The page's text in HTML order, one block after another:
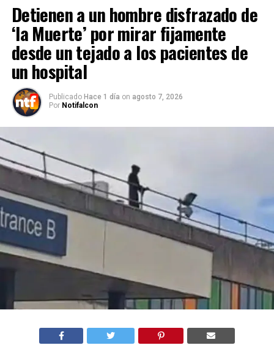
Detienen a un hombre disfrazado de
‘la Muerte’ por mirar fijamente
desde un tejado a los pacientes de
un hospital
Publicado Hace 1 día on agosto 7, 2026
Por Notifalcon